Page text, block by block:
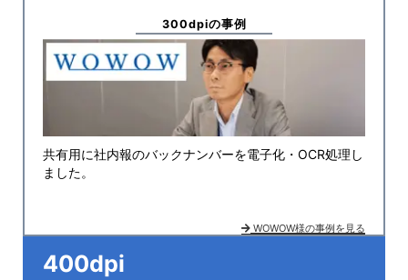
300dpiの事例
共有用に社内報のバックナンバーを電子化・OCR処理し
ました。
WOWOW様の事例を見る
400dpi